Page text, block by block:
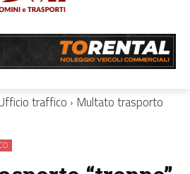
traffico Multato trasporto